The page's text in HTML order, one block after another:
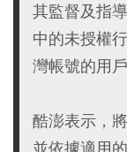
其監督及指
中的未授權
灣帳號的用戶
酷澎表示，